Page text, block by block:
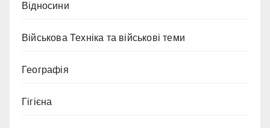
Відносини
Військова Техніка та військові теми
Географія
Гігієна